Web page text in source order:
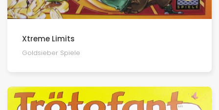
Xtreme Limits
Goldsieber Spiele